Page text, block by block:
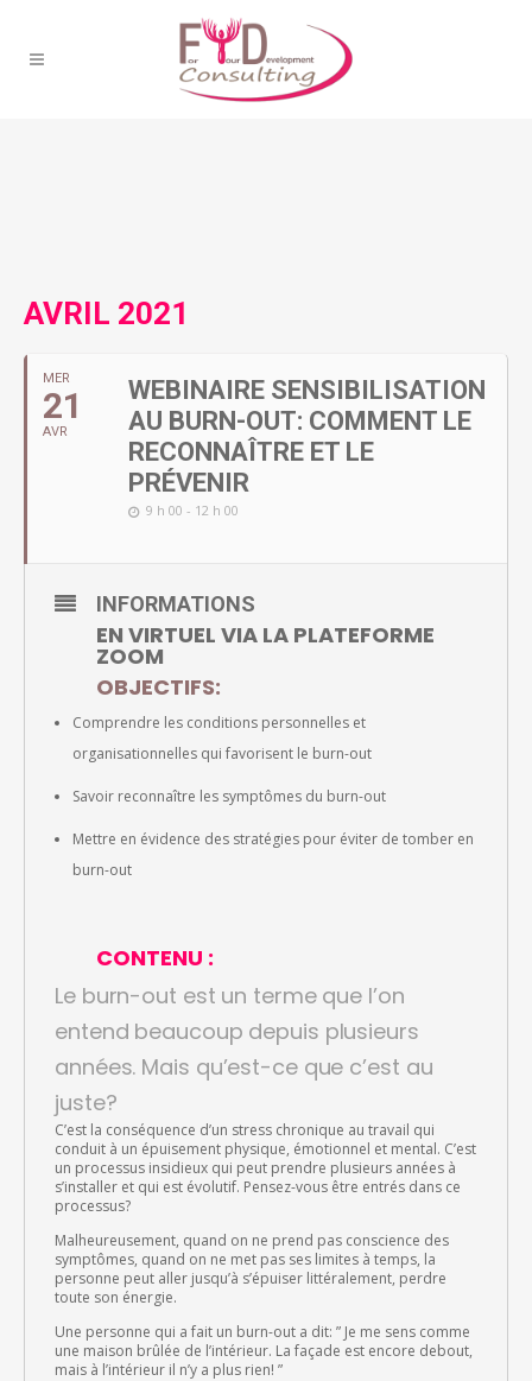
AVRIL 2021
MER
21
AVR
WEBINAIRE SENSIBILISATION
AU BURN-OUT: COMMENT LE
RECONNAÎTRE ET LE
PRÉVENIR
9 h 00 - 12 h 00
INFORMATIONS
EN VIRTUEL VIA LA PLATEFORME
ZOOM
OBJECTIFS:
Comprendre les conditions personnelles et
organisationnelles qui favorisent le burn-out
Savoir reconnaître les symptômes du burn-out
Mettre en évidence des stratégies pour éviter de tomber en
burn-out
CONTENU :
Le burn-out est un terme que l’on
entend beaucoup depuis plusieurs
années. Mais qu’est-ce que c’est au
juste?
C’est la conséquence d’un stress chronique au travail qui
conduit à un épuisement physique, émotionnel et mental. C’est
un processus insidieux qui peut prendre plusieurs années à
s’installer et qui est évolutif. Pensez-vous être entrés dans ce
processus?
Malheureusement, quand on ne prend pas conscience des
symptômes, quand on ne met pas ses limites à temps, la
personne peut aller jusqu’à s’épuiser littéralement, perdre
toute son énergie.
Une personne qui a fait un burn-out a dit: ” Je me sens comme
une maison brûlée de l’intérieur. La façade est encore debout,
mais à l’intérieur il n’y a plus rien! ”